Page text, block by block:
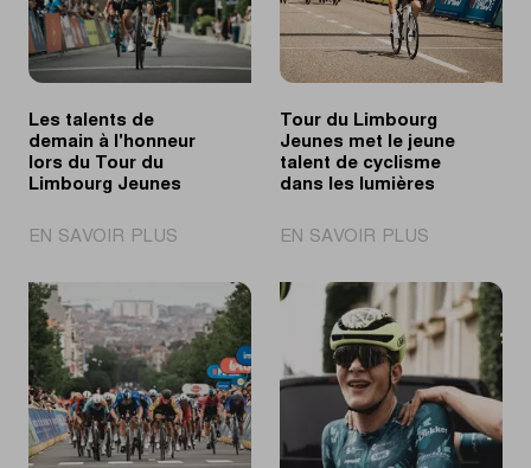
Les talents de
demain à l'honneur
lors du Tour du
Limbourg Jeunes
EN SAVOIR PLUS
talents
de
demain
à
l'honneur
lors
du
Tour du Limbourg
Jeunes met le jeune
talent de cyclisme
dans les lumières
EN SAVOIR PLUS
du
Limbourg
Jeunes
le
jeune
talent